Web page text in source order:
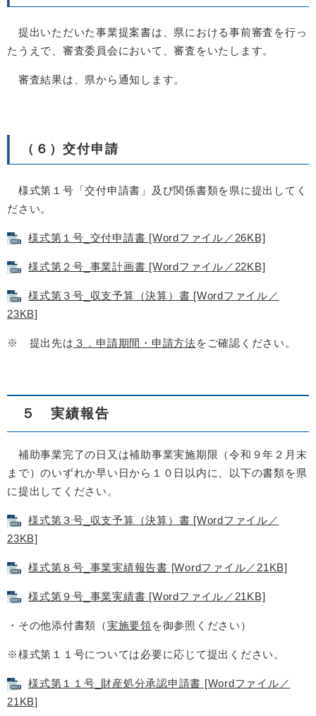
提出いただいた事業提案書は、県における事前審査を行っ
たうえで、審査委員会において、審査をいたします。
審査結果は、県から通知します。
（６）交付申請
様式第１号「交付申請書」及び関係書類を県に提出してく
ださい。
様式第１号_交付申請書 [Wordファイル／26KB]
様式第２号_事業計画書 [Wordファイル／22KB]
様式第３号_収支予算（決算）書 [Wordファイル／
23KB]
※ 提出先は ３．申請期間・申請方法をご確認ください。
５ 実績報告
補助事業完了の日又は補助事業実施期限（令和９年２月末
まで）のいずれか早い日から１０日以内に、以下の書類を県
に提出してください。
様式第３号_収支予算（決算）書 [Wordファイル／
23KB]
様式第８号_事業実績報告書 [Wordファイル／21KB]
様式第９号_事業実績書 [Wordファイル／21KB]
・その他添付書類（実施要領を御参照ください）
※様式第１１号については必要に応じて提出ください。
様式第１１号_財産処分承認申請書 [Wordファイル／
21KB]